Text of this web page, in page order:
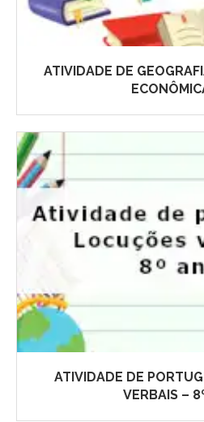
ATIVIDADE DE
ATIVIDADE DE
VERBAIS –